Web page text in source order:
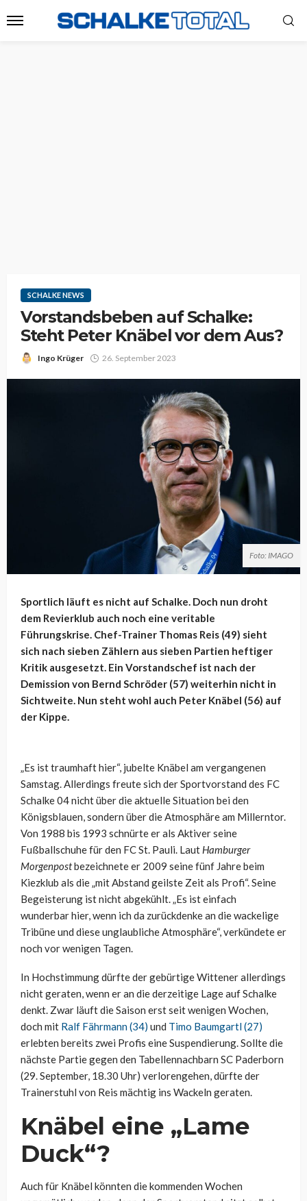
SCHALKE NEWS
Vorstandsbeben auf Schalke:
Steht Peter Knäbel vor dem Aus?
Ingo Krüger 26. September 2023
Foto: IMAGO
Sportlich läuft es nicht auf Schalke. Doch nun droht
dem Revierklub auch noch eine veritable
Führungskrise. Chef-Trainer Thomas Reis (49) sieht
sich nach sieben Zählern aus sieben Partien heftiger
Kritik ausgesetzt. Ein Vorstandschef ist nach der
Demission von Bernd Schröder (57) weiterhin nicht in
Sichtweite. Nun steht wohl auch Peter Knäbel (56) auf
der Kippe.
„Es ist traumhaft hier“, jubelte Knäbel am vergangenen
Samstag. Allerdings freute sich der Sportvorstand des FC
Schalke 04 nicht über die aktuelle Situation bei den
Königsblauen, sondern über die Atmosphäre am Millerntor.
Von 1988 bis 1993 schnürte er als Aktiver seine
Fußballschuhe für den FC St. Pauli. Laut Hamburger
Morgenpostbezeichnete er 2009 seine fünf Jahre beim
Kiezklub als die „mit Abstand geilste Zeit als Profi“. Seine
Begeisterung ist nicht abgekühlt. „Es ist einfach
wunderbar hier, wenn ich da zurückdenke an die wackelige
Tribüne und diese unglaubliche Atmosphäre“, verkündete er
noch vor wenigen Tagen.
In Hochstimmung dürfte der gebürtige Wittener allerdings
nicht geraten, wenn er an die derzeitige Lage auf Schalke
denkt. Zwar läuft die Saison erst seit wenigen Wochen,
doch mit Ralf Fährmann (34) und Timo Baumgartl (27)
erlebten bereits zwei Profis eine Suspendierung. Sollte die
nächste Partie gegen den Tabellennachbarn SC Paderborn
(29. September, 18.30 Uhr) verlorengehen, dürfte der
Trainerstuhl von Reis mächtig ins Wackeln geraten.
Knäbel eine „Lame
Duck“?
Auch für Knäbel könnten die kommenden Wochen